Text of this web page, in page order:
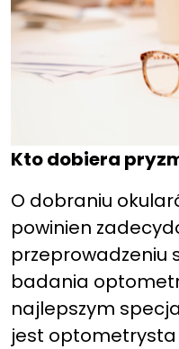
Kto dobiera
O dobraniu
powinien
przeprowadzeniu
badania
najlepszym
jest optometrysta